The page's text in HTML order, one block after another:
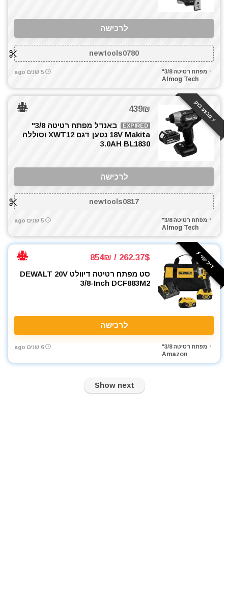
לרכישה
newtools0780
מפתח רטיטה 3/8"
Almog Tech
5 שנים ago
⚡️ מבצע בזק 439₪
EXPIRED
באנדל מפתח רטיטה 3/8"
18V Makita נטען דגם XWT12 וסוללה
3.0AH BL1830
לרכישה
newtools0817
מפתח רטיטה 3/8"
Almog Tech
5 שנים ago
דיל יומי ⚡️ 262.37$ / 854₪
סט מפתח רטיטה דיוולט DEWALT 20V
3/8-Inch DCF883M2
לרכישה
מפתח רטיטה 3/8"
Amazon
6 שנים ago
Show next